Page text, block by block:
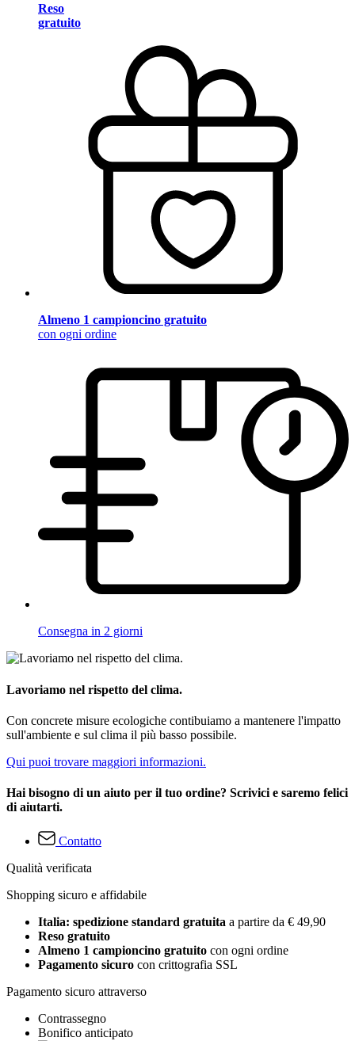
Reso
gratuito
Almeno 1 campioncino gratuito
con ogni ordine
Consegna in 2 giorni
Lavoriamo nel rispetto del clima.
Con concrete misure ecologiche contibuiamo a mantenere l'impatto
sull'ambiente e sul clima il più basso possibile.
Qui puoi trovare maggiori informazioni.
Hai bisogno di un aiuto per il tuo ordine? Scrivici e saremo felici
di aiutarti.
Contatto
Qualità verificata
Shopping sicuro e affidabile
Italia: spedizione standard gratuita a partire da € 49,90
Reso gratuito
Almeno 1 campioncino gratuito con ogni ordine
Pagamento sicuro con crittografia SSL
Pagamento sicuro attraverso
Contrassegno
Bonifico anticipato